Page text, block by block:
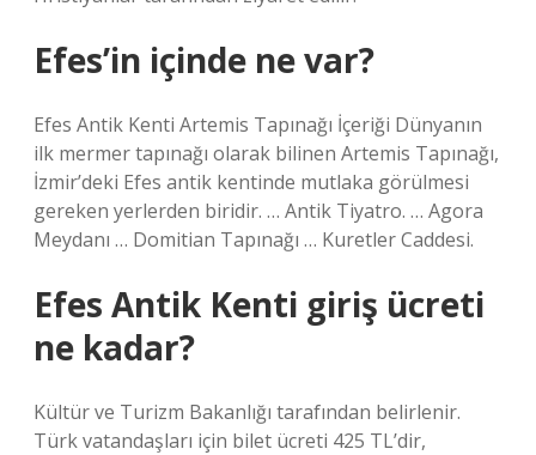
Efes’in içinde ne var?
Efes Antik Kenti Artemis Tapınağı İçeriği Dünyanın
ilk mermer tapınağı olarak bilinen Artemis Tapınağı,
İzmir’deki Efes antik kentinde mutlaka görülmesi
gereken yerlerden biridir. … Antik Tiyatro. … Agora
Meydanı … Domitian Tapınağı … Kuretler Caddesi.
Efes Antik Kenti giriş ücreti
ne kadar?
Kültür ve Turizm Bakanlığı tarafından belirlenir.
Türk vatandaşları için bilet ücreti 425 TL’dir,